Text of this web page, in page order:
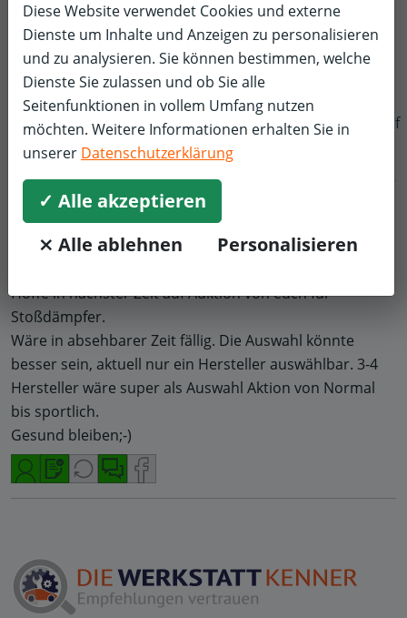
muss PITSTOP sich an die Angabe in der Rechnung
halten, und nicht mit extrem höheren Preisen die
Einnahmen schönen. Deshalb nur 3 von 5 Sternen
Letztendlich sind dann aber keine Zusatzkosten
entstanden, weil der Austausch nicht erforderlicjh war.
Jens T. BremseAudi
5,0/5
Hoffe in nächster Zeit auf Auktion von euch für
Stoßdämpfer.
Wäre in absehbarer Zeit fällig. Die Auswahl könnte
besser sein, aktuell nur ein Hersteller auswählbar. 3-4
Hersteller wäre super als Auswahl Aktion von Normal
bis sportlich.
Gesund bleiben;-)
Diese Website verwendet Cookies und externe
Dienste um Inhalte und Anzeigen zu personalisieren
und zu analysieren. Sie können bestimmen, welche
Dienste Sie zulassen und ob Sie alle
Seitenfunktionen in vollem Umfang nutzen
möchten. Weitere Informationen erhalten Sie in
unserer Datenschutzerklärung
✓ Alle akzeptieren
⨯ Alle ablehnen
Personalisieren
f